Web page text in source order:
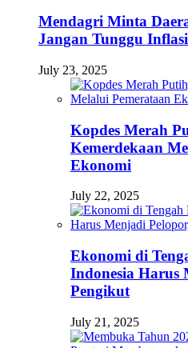
Mendagri Minta
Jangan Tunggu
July 23, 2025
Kopdes Merah
Kemerdekaan
Ekonomi
July 22, 2025
Ekonomi di
Indonesia Harus
Pengikut
July 21, 2025